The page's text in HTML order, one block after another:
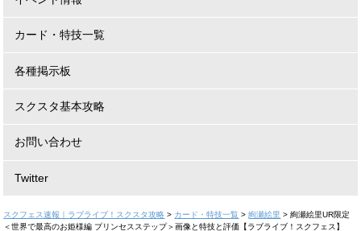
カード・特技一覧
各種掲示板
スクスタ基本攻略
お問い合わせ
Twitter
スクフェス速報｜ラブライブ！スクスタ攻略 > カード・特技一覧 >絢瀬絵里 >絢瀬絵里UR限定
＜世界で最高のお姫様編 プリンセスステップ＞画像と特技と評価【ラブライブ！スクフェス】